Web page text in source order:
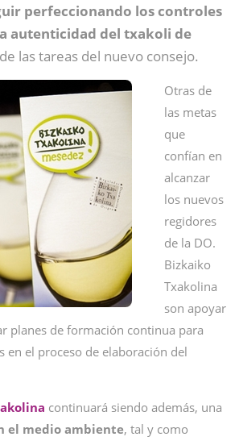
perfeccionando los controles
autenticidad del txakoli de
las tareas del nuevo consejo.
Otras de
las metas
que
confían en
alcanzar
los nuevos
regidores
de la DO.
Bizkaiko
Txakolina
son apoyar
planes de formación continua para
en el proceso de elaboración del
continuará siendo además, una
el medio ambiente, tal y como